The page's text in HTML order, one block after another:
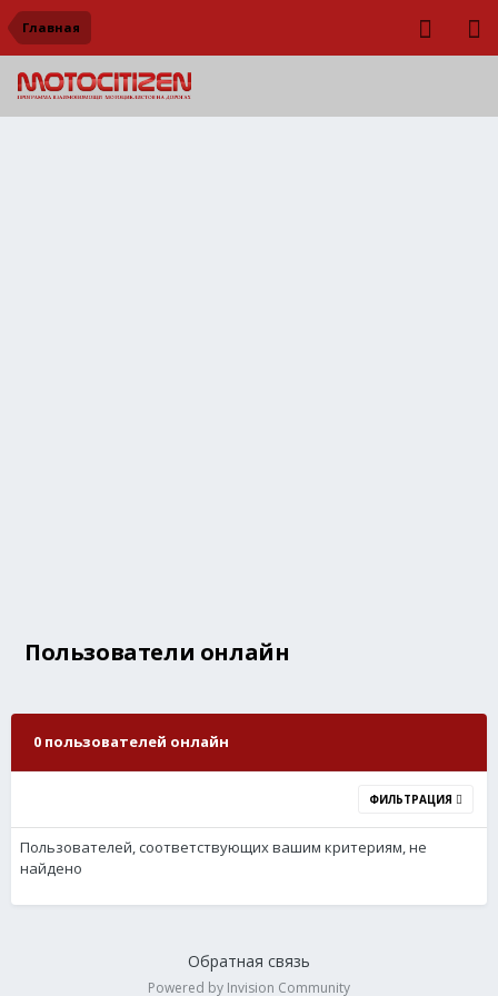
Главная
Пользователи онлайн
0 пользователей онлайн
ФИЛЬТРАЦИЯ
Пользователей, соответствующих вашим критериям, не
найдено
Обратная связь
Powered by Invision Community